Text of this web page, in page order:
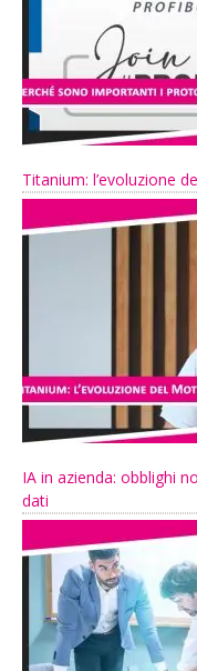
Titanium: l’evoluzione
IA in azienda: obblighi
dati